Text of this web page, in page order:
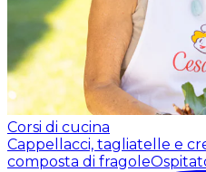
Corsi di cucina
Cappellacci, tagliatelle e
composta di fragole